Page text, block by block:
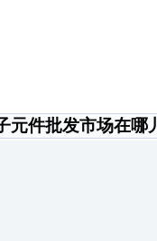
元件批发市场在哪